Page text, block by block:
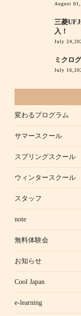
August
三菱
入！
July
ミクロ
July
変わるプログラム
サマースクール
スプリングスクール
ウィンタースクール
スタッフ
note
無料体験会
お知らせ
Cool Japan
e-learning